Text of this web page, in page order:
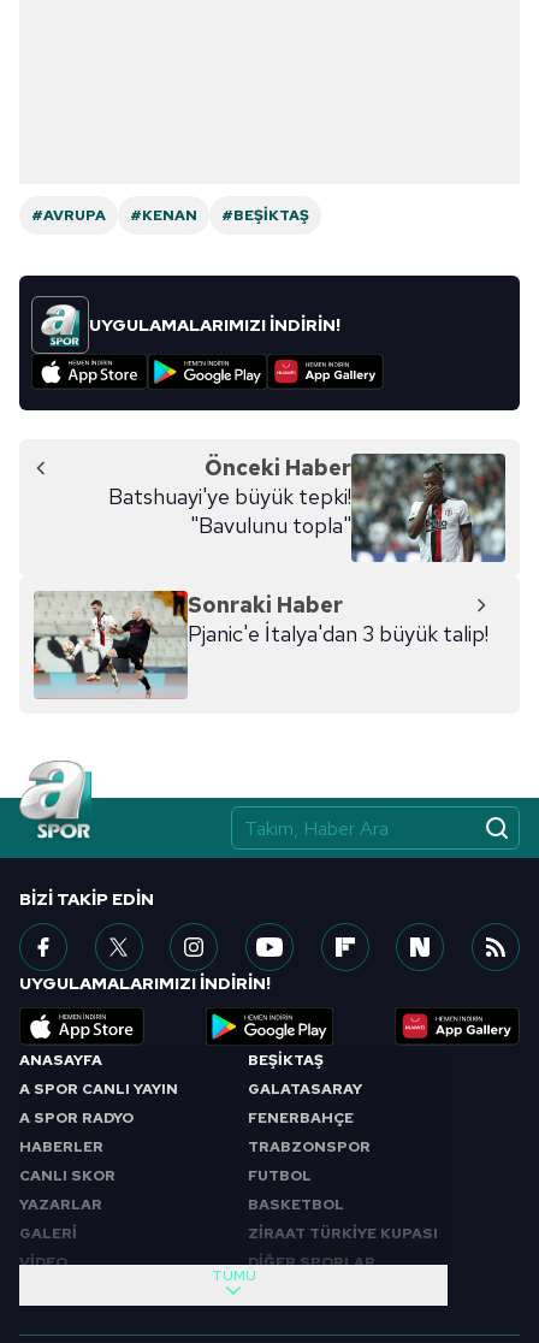
#AVRUPA #KENAN #BEŞIKTAŞ
UYGULAMALARIMIZI İNDİRİN!
Önceki Haber
Batshuayi'ye büyük tepki!
"Bavulunu topla"
Sonraki Haber
Pjanic'e İtalya'dan 3 büyük talip!
ANASAYFA
A SPOR CANLI YAYIN
A SPOR RADYO
HABERLER
CANLI SKOR
YAZARLAR
GALERİ
VİDEO
BEŞİKTAŞ
GALATASARAY
FENERBAHÇE
TRABZONSPOR
FUTBOL
BASKETBOL
ZİRAAT TÜRKİYE KUPASI
DİĞER SPORLAR
TÜMÜ
BIZI TAKIP EDIN
UYGULAMALARIMIZI İNDİRİN!